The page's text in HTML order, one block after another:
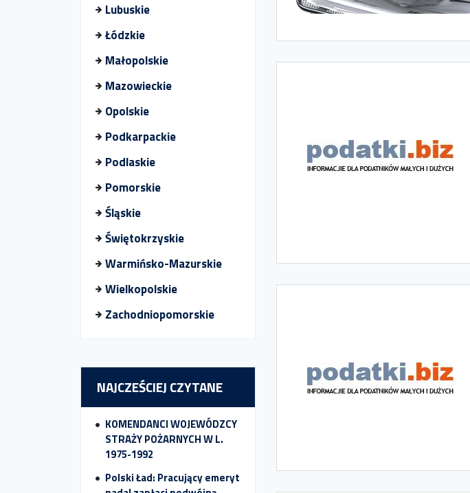
Lubuskie
Łódzkie
Małopolskie
Mazowieckie
Opolskie
Podkarpackie
Podlaskie
Pomorskie
Śląskie
Świętokrzyskie
Warmińsko-Mazurskie
Wielkopolskie
Zachodniopomorskie
NAJCZEŚCIEJ CZYTANE
KOMENDANCI WOJEWÓDZCY
STRAŻY POŻARNYCH W L.
1975-1992
Polski Ład: Pracujący emeryt